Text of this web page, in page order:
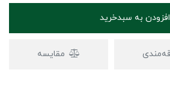
افزودن به سبدخرید
مقایسه